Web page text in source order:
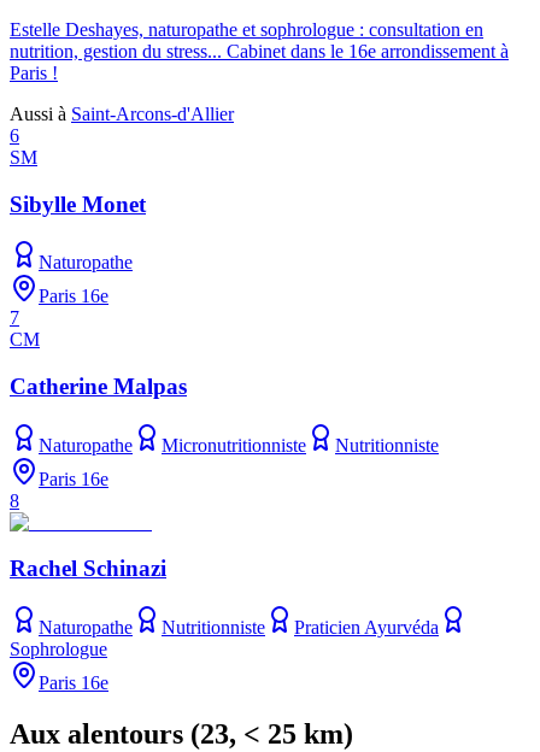
Estelle Deshayes, naturopathe et sophrologue : consultation en
nutrition, gestion du stress... Cabinet dans le 16e arrondissement à
Paris !
Aussi à Saint-Arcons-d'Allier
6
SM
Sibylle Monet
Naturopathe
Paris 16e
7
CM
Catherine Malpas
Naturopathe Micronutritionniste
Nutritionniste
Paris 16e
8
Rachel Schinazi
Naturopathe Nutritionniste
Praticien Ayurvéda
Sophrologue
Paris 16e
Aux alentours (23, < 25 km)